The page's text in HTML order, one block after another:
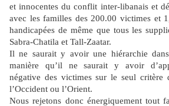
et innocentes du conflit inter-libanais et
avec les familles des 200.00 victimes et
handicapées de même que tous les
Sabra-Chatila et Tall-Zaatar.
Il ne saurait y avoir une hiérarchie
manière qu’il ne saurait y avoir
négative des victimes sur le seul critère
l’Occident ou l’Orient.
Nous rejetons donc énergiquement tout